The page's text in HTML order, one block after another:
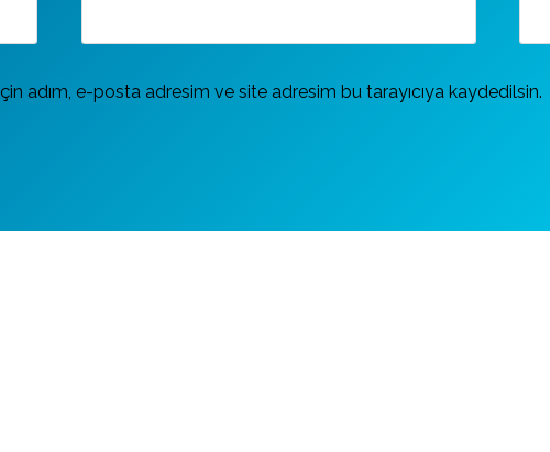
adım, e-posta adresim ve site adresim bu tarayıcıya kaydedilsin.